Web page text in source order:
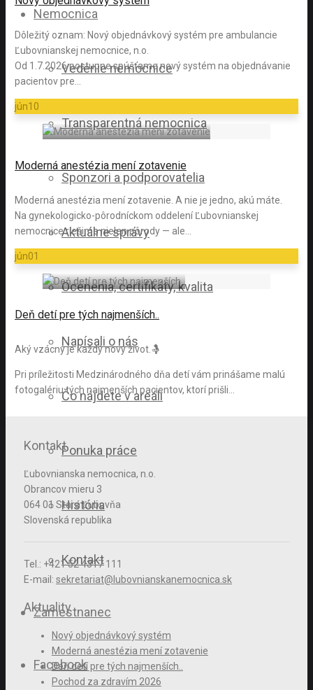
Nemocnica
Vedenie nemocnice
Transparentná nemocnica
Sponzori a podporovatelia
Aktuálne správy
Ocenenia, certifikáty, kvalita
Napísali o nás
Čo nájdete v areáli
Ponuka práce
História
Kontakt
Zamestnanec
Facebook
Dôležitý oznam: Nový objednávkový systém pre ambulancie
Ľubovnianskej nemocnice, n.o.
Od 1.7.2026 postupne spúšťame nový systém na objednávanie
pacientov pre…
jún10
Moderná anestézia mení zotavenie
Moderná anestézia mení zotavenie. A nie je jedno, akú máte.
Na gynekologicko-pôrodníckom oddelení Ľubovnianskej
nemocnice riešime nielen pôrody — ale…
jún01
Deň detí pre tých najmenších..
Aký vzácny je každý nový život.🤱
Pri príležitosti Medzinárodného dňa detí vám prinášame malú
fotogalériu tých najmenších pacientov, ktorí prišli…
Kontakt
Ľubovnianska nemocnica, n.o.
Obrancov mieru 3
064 01 Stará Ľubovňa
Slovenská republika
Tel.: +421 52 4317 111
E-mail: sekretariat@lubovnianskanemocnica.sk
Aktuality
Nový objednávkový systém
Moderná anestézia mení zotavenie
Deň detí pre tých najmenších..
Pochod za zdravím 2026